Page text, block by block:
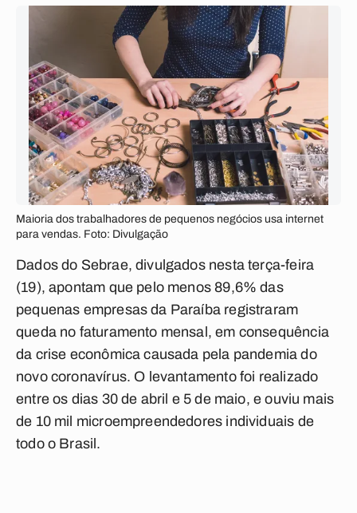
Maioria dos trabalhadores de pequenos negócios usa internet
para vendas. Foto: Divulgação
Dados do Sebrae, divulgados nesta terça-feira
(19), apontam que pelo menos 89,6% das
pequenas empresas da Paraíba registraram
queda no faturamento mensal, em consequência
da crise econômica causada pela pandemia do
novo coronavírus. O levantamento foi realizado
entre os dias 30 de abril e 5 de maio, e ouviu mais
de 10 mil microempreendedores individuais de
todo o Brasil.